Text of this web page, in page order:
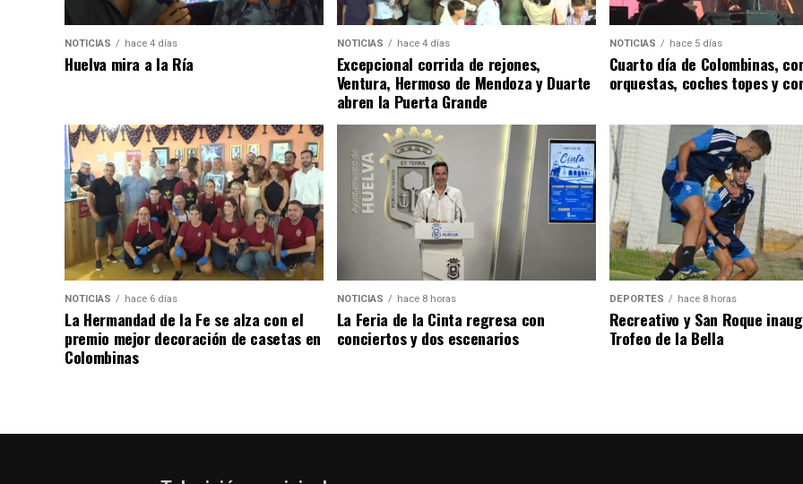
NOTICIAS hace 4 días
Huelva mira a la Ría
NOTICIAS hace 4 días
Excepcional corrida de rejones,
Ventura, Hermoso de Mendoza y Duarte
abren la Puerta Grande
NOTICIAS hace 5 días
Cuarto día de Colombinas,
orquestas, coches topes y
NOTICIAS hace 6 días
La Hermandad de la Fe se alza con el
premio mejor decoración de casetas en
Colombinas
NOTICIAS hace 8 horas
La Feria de la Cinta regresa con
conciertos y dos escenarios
DEPORTES hace 8 horas
Recreativo y San Roque
Trofeo de la Bella